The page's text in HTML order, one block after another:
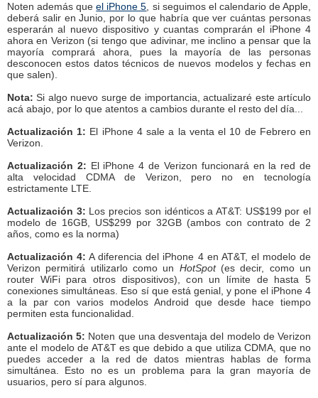
Noten además queel iPhone 5 , si seguimos el calendario de Apple,
deberá salir en Junio, por lo que habría que ver cuántas personas
esperarán al nuevo dispositivo y cuantas comprarán el iPhone 4
ahora en Verizon (si tengo que adivinar, me inclino a pensar que la
mayoría comprará ahora, pues la mayoría de las personas
desconocen estos datos técnicos de nuevos modelos y fechas en
que salen).
Nota: Si algo nuevo surge de importancia, actualizaré este artículo
acá abajo, por lo que atentos a cambios durante el resto del día...
Actualización 1: El iPhone 4 sale a la venta el 10 de Febrero en
Verizon.
Actualización 2: El iPhone 4 de Verizon funcionará en la red de
alta velocidad CDMA de Verizon, pero no en tecnología
estrictamente LTE.
Actualización 3: Los precios son idénticos a AT&T: US$199 por el
modelo de 16GB, US$299 por 32GB (ambos con contrato de 2
años, como es la norma)
Actualización 4: A diferencia del iPhone 4 en AT&T, el modelo de
Verizon permitirá utilizarlo como un HotSpot(es decir, como un
router WiFi para otros dispositivos), con un límite de hasta 5
conexiones simultáneas. Eso sí que está genial, y pone el iPhone 4
a la par con varios modelos Android que desde hace tiempo
permiten esta funcionalidad.
Actualización 5: Noten que una desventaja del modelo de Verizon
ante el modelo de AT&T es que debido a que utiliza CDMA, que no
puedes acceder a la red de datos mientras hablas de forma
simultánea. Esto no es un problema para la gran mayoría de
usuarios, pero sí para algunos.